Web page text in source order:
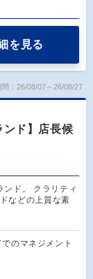
を見る
：26/08/07～26/08/27
ド】店長候
ンド。 クラリティ
などの上質な素
のマネジメント